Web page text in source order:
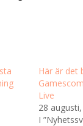
Här är det
Live
28
I